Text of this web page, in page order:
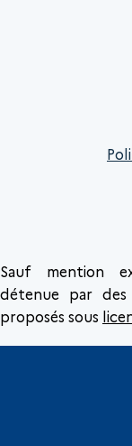
Sauf mention
détenue par
proposés sous